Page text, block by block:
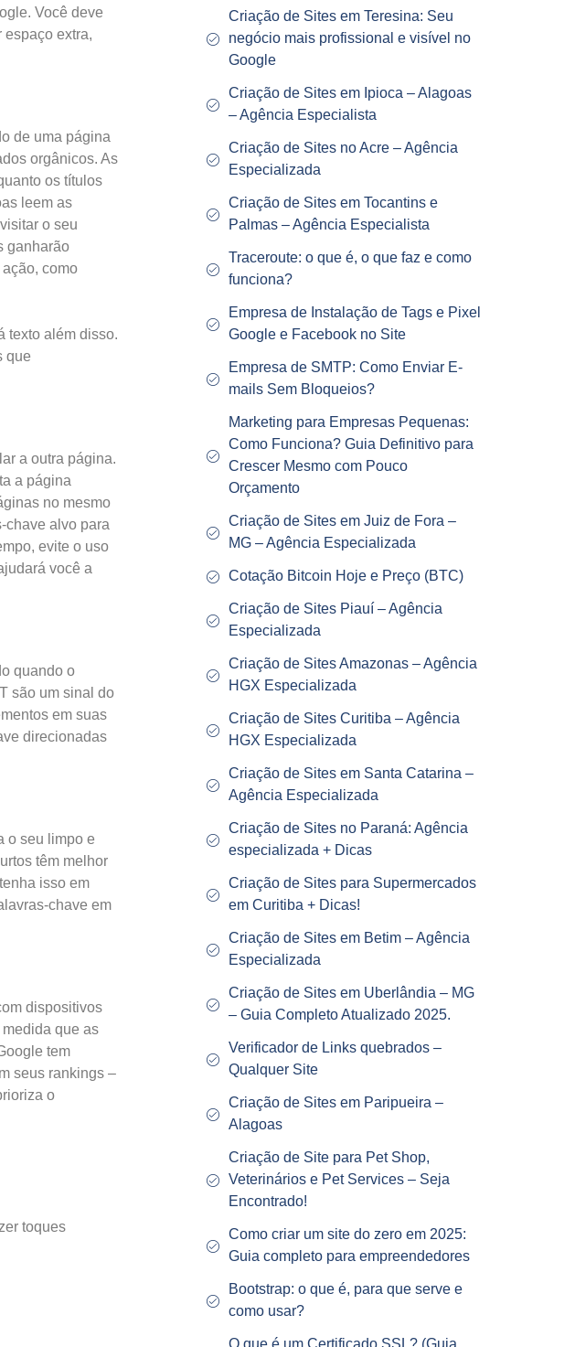
Você deve
extra,
de uma página
orgânicos. As
os títulos
leem as
o seu
ganharão
como
texto além disso.
que
a outra página.
a página
no mesmo
chave alvo para
evite o uso
você a
quando o
são um sinal do
em suas
direcionadas
o seu limpo e
têm melhor
isso em
chave em
dispositivos
que as
tem
seus rankings –
o
toques
Criação de Sites em Teresina: Seu
negócio mais profissional e visível no
Google
Criação de Sites em Ipioca – Alagoas
– Agência Especialista
Criação de Sites no Acre – Agência
Especializada
Criação de Sites em Tocantins e
Palmas – Agência Especialista
Traceroute: o que é, o que faz e como
funciona?
Empresa de Instalação de Tags e Pixel
Google e Facebook no Site
Empresa de SMTP: Como Enviar E-
mails Sem Bloqueios?
Marketing para Empresas Pequenas:
Como Funciona? Guia Definitivo para
Crescer Mesmo com Pouco
Orçamento
Criação de Sites em Juiz de Fora –
MG – Agência Especializada
Cotação Bitcoin Hoje e Preço (BTC)
Criação de Sites Piauí – Agência
Especializada
Criação de Sites Amazonas – Agência
HGX Especializada
Criação de Sites Curitiba – Agência
HGX Especializada
Criação de Sites em Santa Catarina –
Agência Especializada
Criação de Sites no Paraná: Agência
especializada + Dicas
Criação de Sites para Supermercados
em Curitiba + Dicas!
Criação de Sites em Betim – Agência
Especializada
Criação de Sites em Uberlândia – MG
– Guia Completo Atualizado 2025.
Verificador de Links quebrados –
Qualquer Site
Criação de Sites em Paripueira –
Alagoas
Criação de Site para Pet Shop,
Veterinários e Pet Services – Seja
Encontrado!
Como criar um site do zero em 2025:
Guia completo para empreendedores
Bootstrap: o que é, para que serve e
como usar?
O que é um Certificado SSL? (Guia